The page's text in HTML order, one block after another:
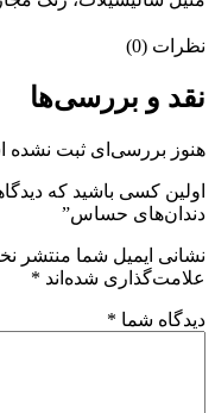
نظرات (0)
نقد و بررسی‌ها
هنوز بررسی‌ای ثبت نشده
اولین کسی باشید که
دندان‌های حساس”
نشانی ایمیل شما منتشر
علامت‌گذاری شده‌اند *
دیدگاه شما *